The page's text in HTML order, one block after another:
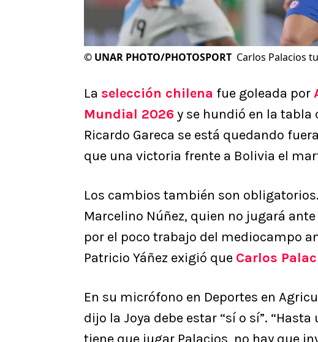
© UNAR PHOTO/PHOTOSPORT Carlos Palacios
La selección chilena fue goleada por
Mundial 2026 y se hundió en la tabla
Ricardo Gareca se está quedando
que una victoria frente a Bolivia el
Los cambios también son
Marcelino Núñez, quien no jugará
por el poco trabajo del mediocampo
Patricio Yáñez exigió que Carlos
En su micrófono en Deportes en
dijo la Joya debe estar “sí o sí”.